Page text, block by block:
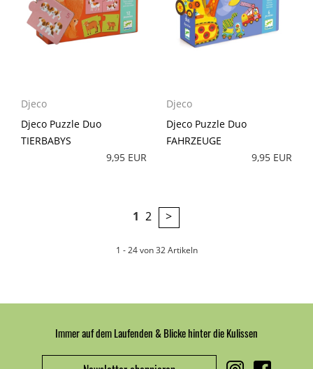
Djeco
Djeco Puzzle Duo
TIERBABYS
9,95 EUR
Djeco
Djeco Puzzle Duo
FAHRZEUGE
9,95 EUR
1 2 >
1 - 24 von 32 Artikeln
Immer auf dem Laufenden & Blicke hinter die Kulissen